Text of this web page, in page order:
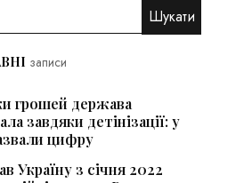
записи
грошей держава
завдяки детінізації: у
цифру
Україну з січня 2022